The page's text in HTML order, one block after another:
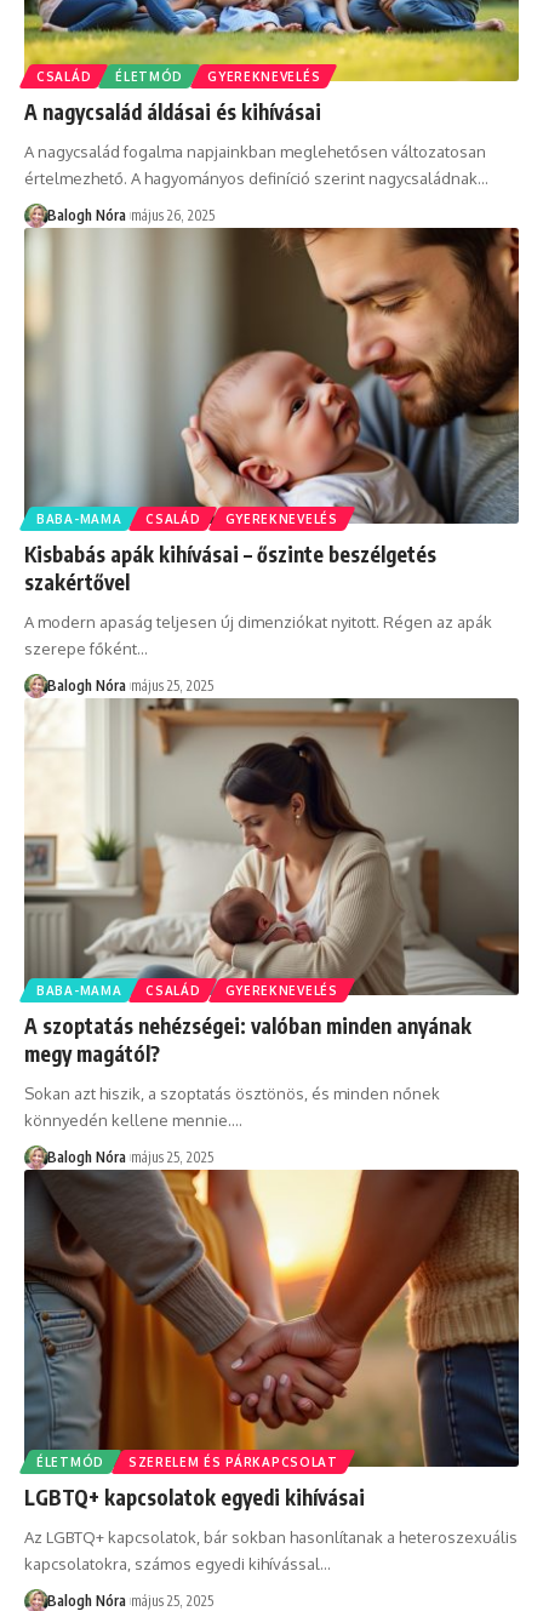
CSALÁD ÉLETMÓD GYEREKNEVELÉS
A nagycsalád áldásai és kihívásai
A nagycsalád fogalma napjainkban meglehetősen változatosan
értelmezhető. A hagyományos definíció szerint nagycsaládnak…
Balogh Nóra május 26, 2025
BABA-MAMA CSALÁD GYEREKNEVELÉS
Kisbabás apák kihívásai – őszinte beszélgetés
szakértővel
A modern apaság teljesen új dimenziókat nyitott. Régen az apák
szerepe főként…
Balogh Nóra május 25, 2025
BABA-MAMA CSALÁD GYEREKNEVELÉS
A szoptatás nehézségei: valóban minden anyának
megy magától?
Sokan azt hiszik, a szoptatás ösztönös, és minden nőnek
könnyedén kellene mennie.…
Balogh Nóra május 25, 2025
ÉLETMÓD SZERELEM ÉS PÁRKAPCSOLAT
LGBTQ+ kapcsolatok egyedi kihívásai
Az LGBTQ+ kapcsolatok, bár sokban hasonlítanak a heteroszexuális
kapcsolatokra, számos egyedi kihívással…
Balogh Nóra május 25, 2025